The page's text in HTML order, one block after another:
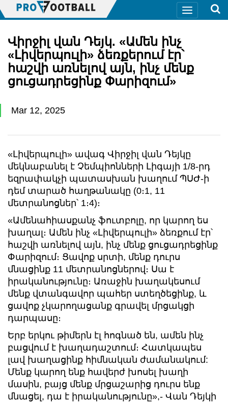
Վիրջիլ վան Դեյկ. «Ամեն ինչ
«Լիվերպուլի» ձեռքերում էր՝
հաշվի առնելով այն, ինչ մենք
ցուցադրեցինք Փարիզում»
Mar 12, 2025
«Լիվերպուլի» ավագ Վիրջիլ վան Դեյկը
մեկնաբանել է Չեմպիոնների Լիգայի 1/8-րդ
եզրափակչի պատասխան խաղում ՊՍԺ-ի
դեմ տարած հաղթանակը (0։1, 11
մետրանոցներ՝ 1։4)։
«Ամենահիասքանչ ֆուտբոլը, որ կարող ես
խաղալ։ Ամեն ինչ «Լիվերպուլի» ձեռքում էր՝
հաշվի առնելով այն, ինչ մենք ցուցադրեցինք
Փարիզում։ Ցավոք սրտի, մենք դուրս
մնացինք 11 մետրանոցներով։ Սա է
իրականությունը։ Առաջին խաղակեսում
մենք վտանգավոր պահեր ստեղծեցինք, և
ցավոք չկարողացանք գրավել մրցակցի
դարպասը։
Երբ երկու թիմերն էլ հոգնած են, ամեն ինչ
բացվում է խաղադաշտում։ Հատկապես
լավ խաղացինք հիմնական ժամանակում:
Մենք կարող ենք հավերժ խոսել խաղի
մասին, բայց մենք մրցաշարից դուրս ենք
մնացել, դա է իրականությունը»,- Վան Դեյկի